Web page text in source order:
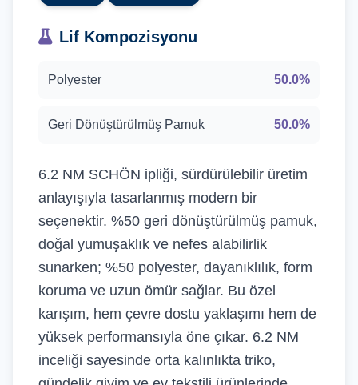
Lif Kompozisyonu
Polyester 50.0%
Geri Dönüştürülmüş Pamuk 50.0%
6.2 NM SCHÖN ipliği, sürdürülebilir üretim
anlayışıyla tasarlanmış modern bir
seçenektir. %50 geri dönüştürülmüş pamuk,
doğal yumuşaklık ve nefes alabilirlik
sunarken; %50 polyester, dayanıklılık, form
koruma ve uzun ömür sağlar. Bu özel
karışım, hem çevre dostu yaklaşımı hem de
yüksek performansıyla öne çıkar. 6.2 NM
inceliği sayesinde orta kalınlıkta triko,